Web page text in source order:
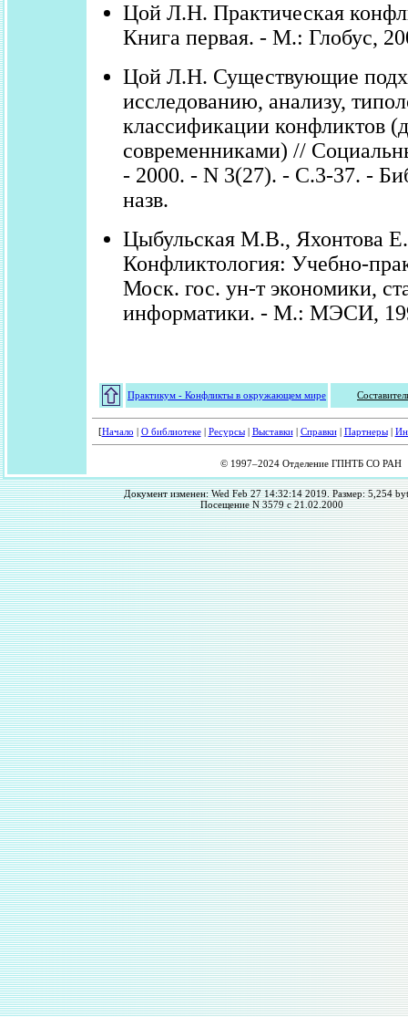
Цой Л.Н. Практическая
Книга первая. - М.: Глобус,
Цой Л.Н. Существующие
исследованию, анализу,
классификации конфликтов
современниками) //
- 2000. - N 3(27). - С.3-37. -
назв.
Цыбульская М.В., Яхонтова
Конфликтология: Учебно-
Моск. гос. ун-т экономики,
информатики. - М.: МЭСИ,
Практикум - Конфликты в окружающем мире
[Начало | О библиотеке| Ресурсы| Выставки| Справки| Партнеры|
© 1997–2024 Отделение ГПНТБ СО РАН
Документ изменен: Wed Feb 27 14:32:14 2019. Размер: 5,254
Посещение N 3579 с 21.02.2000